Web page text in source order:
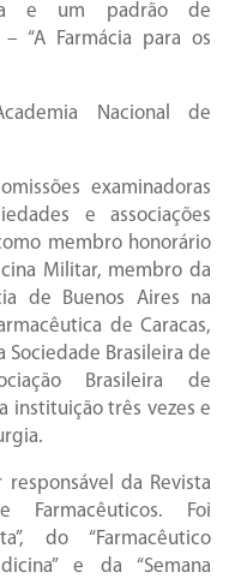
e um padrão de
“A Farmácia para os
Nacional de
examinadoras
e associações
membro honorário
Militar, membro da
de Buenos Aires na
de Caracas,
Sociedade Brasileira de
Brasileira de
instituição três vezes e
da Revista
Farmacêuticos. Foi
do “Farmacêutico
e da “Semana